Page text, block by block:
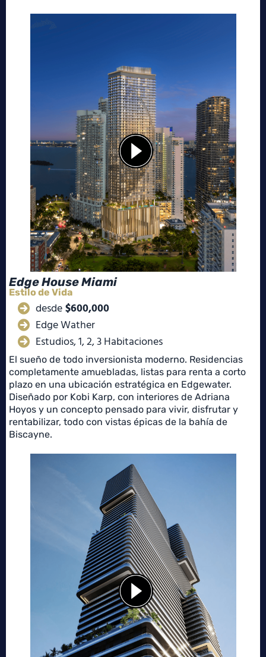
Edge House Miami
Estilo de Vida
desde $600,000
Edge Wather
Estudios, 1, 2, 3 Habitaciones
El sueño de todo inversionista moderno. Residencias
completamente amuebladas, listas para renta a corto
plazo en una ubicación estratégica en Edgewater.
Diseñado por Kobi Karp, con interiores de Adriana
Hoyos y un concepto pensado para vivir, disfrutar y
rentabilizar, todo con vistas épicas de la bahía de
Biscayne.